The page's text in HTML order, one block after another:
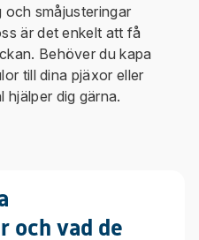
och småjusteringar
är det enkelt att få
Behöver du kapa
till dina pjäxor eller
hjälper dig gärna.
och vad de